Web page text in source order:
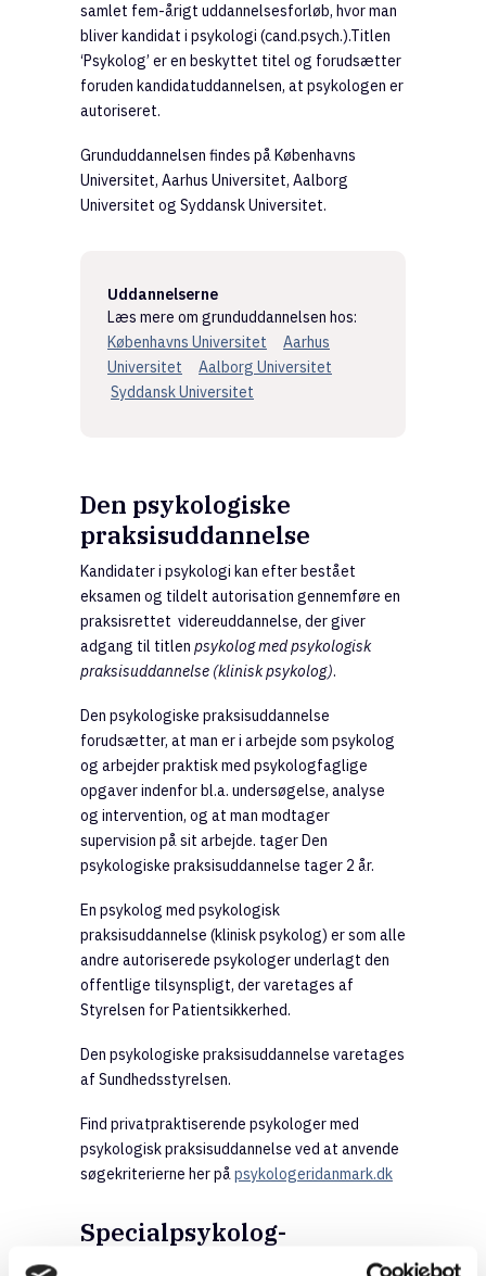
samlet fem-årigt uddannelsesforløb, hvor man
bliver kandidat i psykologi (cand.psych.).Titlen
‘Psykolog’ er en beskyttet titel og forudsætter
foruden kandidatuddannelsen, at psykologen er
autoriseret.
Grunduddannelsen findes på Københavns
Universitet, Aarhus Universitet, Aalborg
Universitet og Syddansk Universitet.
Uddannelserne
Læs mere om grunduddannelsen hos:
Københavns Universitet
Aarhus
Universitet
Aalborg Universitet
Syddansk Universitet
Den psykologiske
praksisuddannelse
Kandidater i psykologi kan efter bestået
eksamen og tildelt autorisation gennemføre en
praksisrettet videreuddannelse, der giver
adgang til titlen psykolog med psykologisk
praksisuddannelse (klinisk psykolog).
Den psykologiske praksisuddannelse
forudsætter, at man er i arbejde som psykolog
og arbejder praktisk med psykologfaglige
opgaver indenfor bl.a. undersøgelse, analyse
og intervention, og at man modtager
supervision på sit arbejde. tager Den
psykologiske praksisuddannelse tager 2 år.
En psykolog med psykologisk
praksisuddannelse (klinisk psykolog) er som alle
andre autoriserede psykologer underlagt den
offentlige tilsynspligt, der varetages af
Styrelsen for Patientsikkerhed.
Den psykologiske praksisuddannelse varetages
af Sundhedsstyrelsen.
Find privatpraktiserende psykologer med
psykologisk praksisuddannelse ved at anvende
søgekriterierne her påpsykologeridanmark.dk
Specialpsykolog-